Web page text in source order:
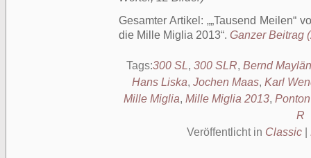
Gesamter Artikel: „Tausend Meilen“
die Mille Miglia 2013 . Ganzer Beitrag
Tags:300 SL, 300 SLR, Bernd
Hans Liska, Jochen Maas, Karl
Mille Miglia, Mille Miglia 2013, Ponton
R
Veröffentlicht in Classic